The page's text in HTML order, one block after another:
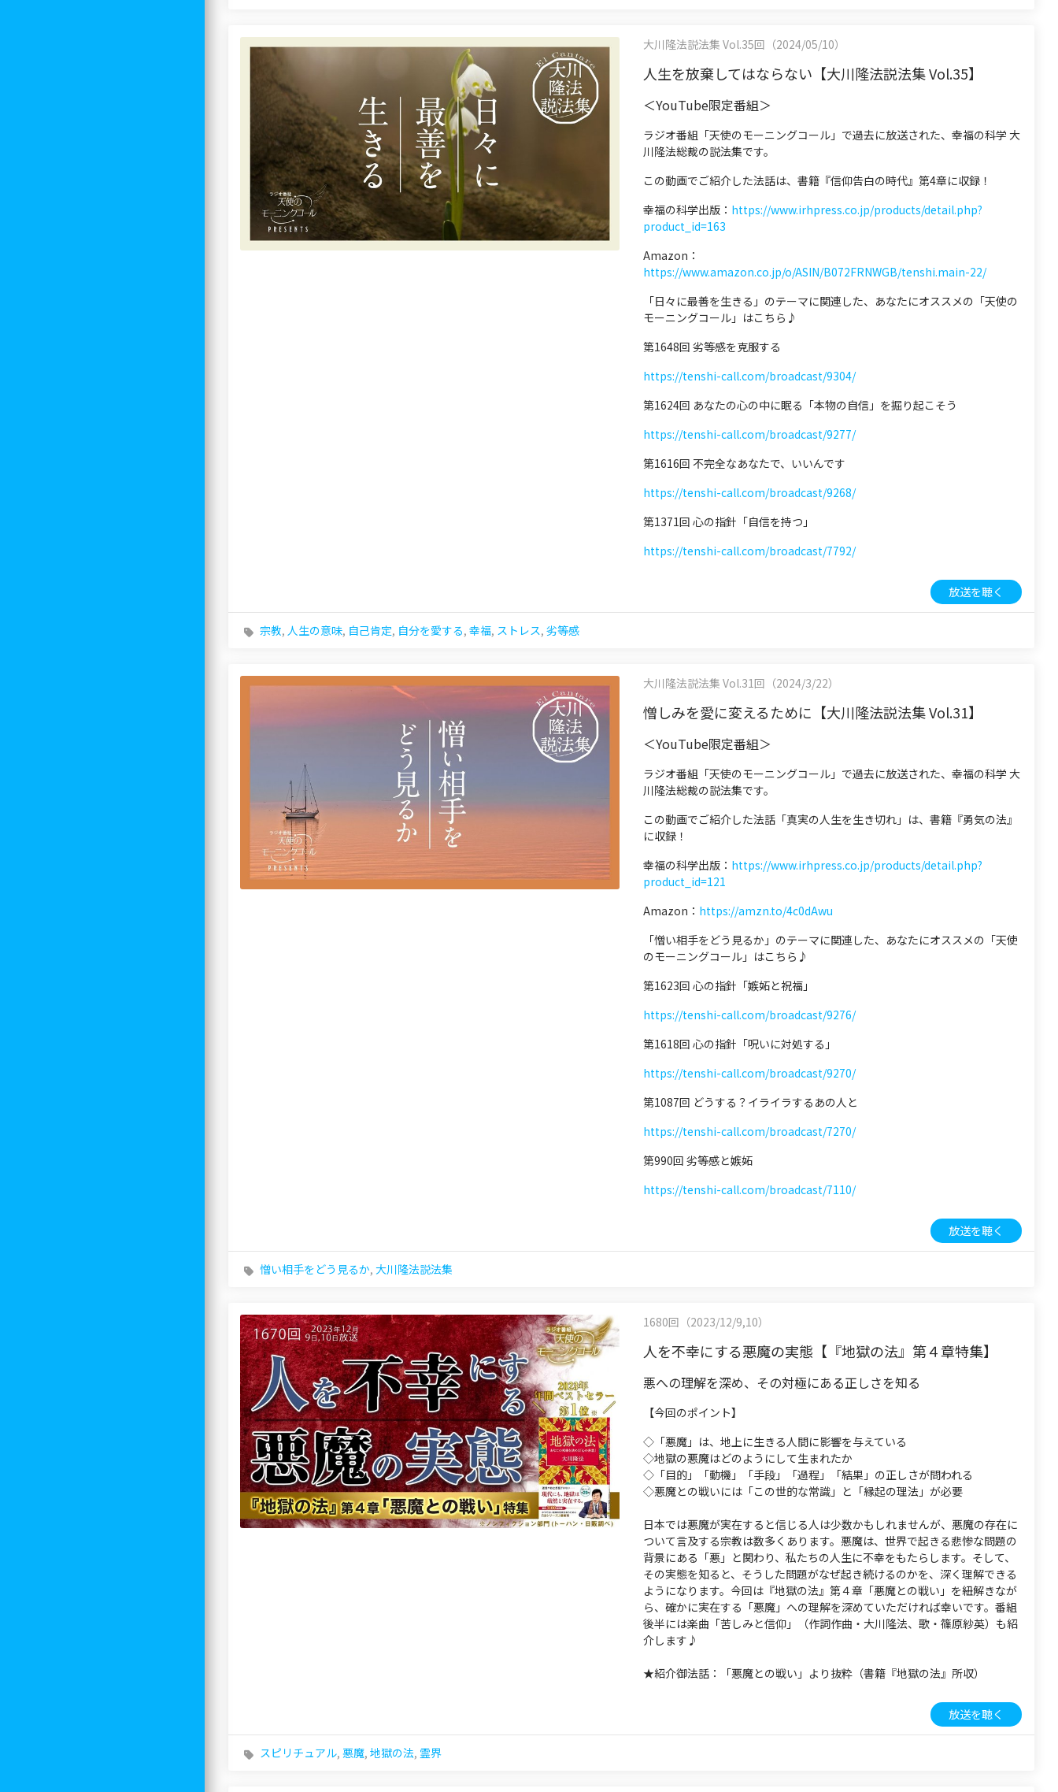
大川隆法説法集 Vol.35回（2024/05/10）
人生を放棄してはならない【大川隆法説法集 Vol.35】
＜YouTube限定番組＞
ラジオ番組「天使のモーニングコール」で過去に放送された、幸福の科学 大
川隆法総裁の説法集です。
この動画でご紹介した法話は、書籍『信仰告白の時代』第4章に収録！
幸福の科学出版： https://www.irhpress.co.jp/products/detail.php?
product_id=163
Amazon：
https://www.amazon.co.jp/o/ASIN/B072FRNWGB/tenshi.main-22/
「日々に最善を生きる」のテーマに関連した、あなたにオススメの「天使の
モーニングコール」はこちら♪
第1648回 劣等感を克服する
https://tenshi-call.com/broadcast/9304/
第1624回 あなたの心の中に眠る「本物の自信」を掘り起こそう
https://tenshi-call.com/broadcast/9277/
第1616回 不完全なあなたで、いいんです
https://tenshi-call.com/broadcast/9268/
第1371回 心の指針「自信を持つ」
https://tenshi-call.com/broadcast/7792/
放送を聴く
宗教, 人生の意味, 自己肯定, 自分を愛する, 幸福, ストレス, 劣等感
大川隆法説法集 Vol.31回（2024/3/22）
憎しみを愛に変えるために【大川隆法説法集 Vol.31】
＜YouTube限定番組＞
ラジオ番組「天使のモーニングコール」で過去に放送された、幸福の科学 大
川隆法総裁の説法集です。
この動画でご紹介した法話「真実の人生を生き切れ」は、書籍『勇気の法』
に収録！
幸福の科学出版： https://www.irhpress.co.jp/products/detail.php?
product_id=121
Amazon： https://amzn.to/4c0dAwu
「憎い相手をどう見るか」のテーマに関連した、あなたにオススメの「天使
のモーニングコール」はこちら♪
第1623回 心の指針「嫉妬と祝福」
https://tenshi-call.com/broadcast/9276/
第1618回 心の指針「呪いに対処する」
https://tenshi-call.com/broadcast/9270/
第1087回 どうする？イライラするあの人と
https://tenshi-call.com/broadcast/7270/
第990回 劣等感と嫉妬
https://tenshi-call.com/broadcast/7110/
放送を聴く
憎い相手をどう見るか, 大川隆法説法集
1680回（2023/12/9,10）
人を不幸にする悪魔の実態【『地獄の法』第４章特集】
悪への理解を深め、その対極にある正しさを知る
【今回のポイント】
◇「悪魔」は、地上に生きる人間に影響を与えている
◇地獄の悪魔はどのようにして生まれたか
◇「目的」「動機」「手段」「過程」「結果」の正しさが問われる
◇悪魔との戦いには「この世的な常識」と「縁起の理法」が必要
日本では悪魔が実在すると信じる人は少数かもしれませんが、悪魔の存在に
ついて言及する宗教は数多くあります。悪魔は、世界で起きる悲惨な問題の
背景にある「悪」と関わり、私たちの人生に不幸をもたらします。そして、
その実態を知ると、そうした問題がなぜ起き続けるのかを、深く理解できる
ようになります。今回は『地獄の法』第４章「悪魔との戦い」を紐解きなが
ら、確かに実在する「悪魔」への理解を深めていただければ幸いです。番組
後半には楽曲「苦しみと信仰」（作詞作曲・大川隆法、歌・篠原紗英）も紹
介します♪
★紹介御法話：「悪魔との戦い」より抜粋（書籍『地獄の法』所収）
放送を聴く
スピリチュアル, 悪魔, 地獄の法, 霊界